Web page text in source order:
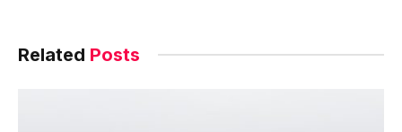
Related Posts